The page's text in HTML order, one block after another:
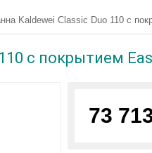
Kaldewei Classic Duo 110 с
с покрытием
73